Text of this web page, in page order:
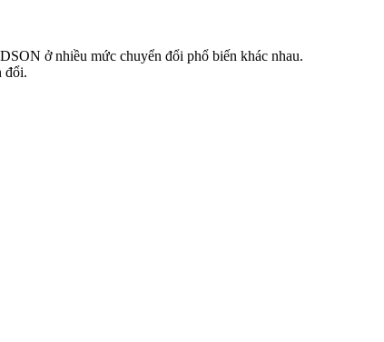
ở nhiều mức chuyển đổi phổ biến khác nhau.
đổi.